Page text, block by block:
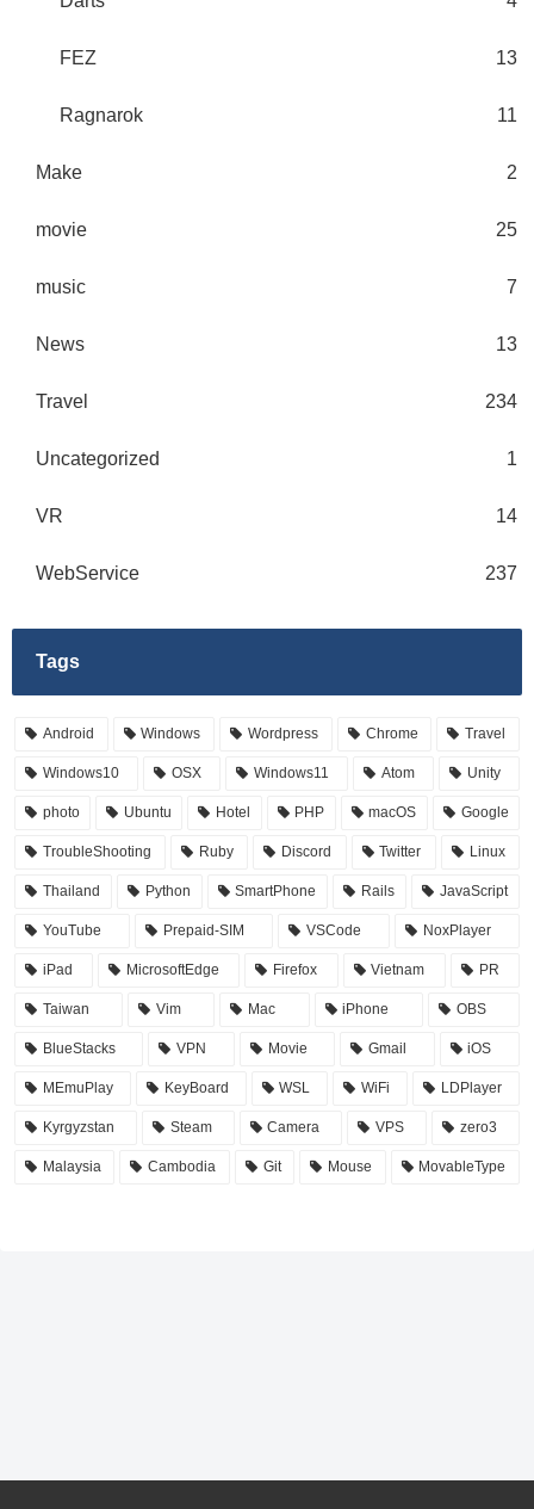
FEZ 13
Ragnarok 11
Make 2
movie 25
music 7
News 13
Travel 234
Uncategorized 1
VR 14
WebService 237
Tags
Android Windows Wordpress Chrome Travel
Windows10 OSX Windows11 Atom Unity
photo Ubuntu Hotel PHP macOS Google
TroubleShooting Ruby Discord Twitter Linux
Thailand Python SmartPhone Rails JavaScript
YouTube Prepaid-SIM VSCode NoxPlayer
iPad MicrosoftEdge Firefox Vietnam PR
Taiwan Vim Mac iPhone OBS
BlueStacks VPN Movie Gmail iOS
MEmuPlay KeyBoard WSL WiFi LDPlayer
Kyrgyzstan Steam Camera VPS zero3
Malaysia Cambodia Git Mouse MovableType